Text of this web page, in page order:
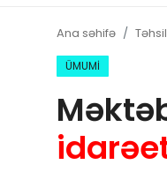
Haqqımızda
Reklam və elan
Biz kimik?
Ana səhifə Təhsil
ÜMUMİ